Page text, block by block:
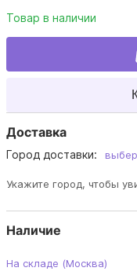
Товар в наличии
Доставка
Город доставки:
Укажите город, чтобы
Наличие
На складе (Москва)